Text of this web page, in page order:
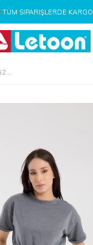
SIPARIŞLERDE
Letoon Ltn-G201 Füme Crop Şort Takım